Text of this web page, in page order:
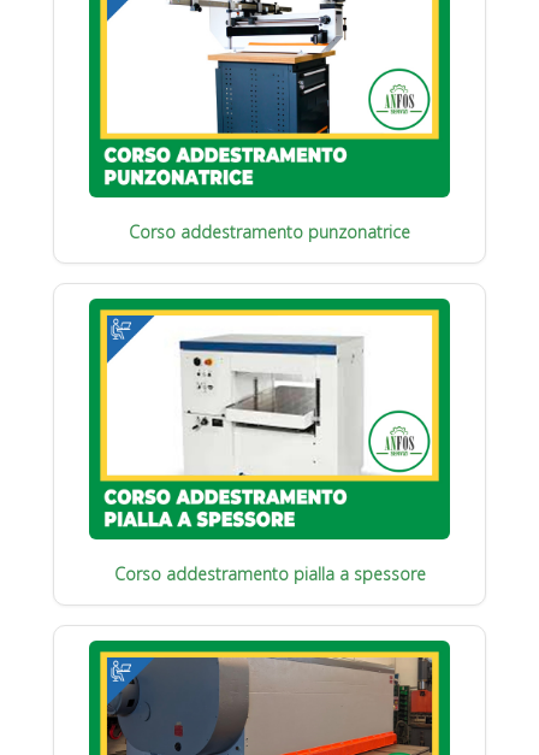
Corso addestramento punzonatrice
Corso addestramento pialla a spessore